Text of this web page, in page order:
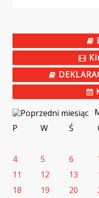
P
W Ś
4
5 6
11
12 13
18
19 20